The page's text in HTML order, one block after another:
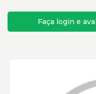
Faça login e